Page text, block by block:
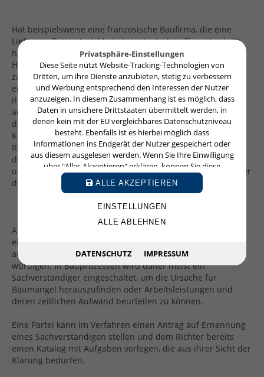
Privatsphäre-Einstellungen
Diese Seite nutzt Website-Tracking-Technologien von
Dritten, um ihre Dienste anzubieten, stetig zu verbessern
und Werbung entsprechend den Interessen der Nutzer
anzuzeigen. In diesem Zusammenhang ist es möglich, dass
Daten in unsichere Drittstaaten übermittelt werden, in
denen kein mit der EU vergleichbares Datenschutzniveau
besteht. Ebenfalls ist es hierbei möglich dass
Informationen ins Endgerät der Nutzer gespeichert oder
aus diesem ausgelesen werden. Wenn Sie Ihre Einwilligung
über "Alles Akzeptieren" erklären, können Sie diese
jederzeit mit Wirkung für die Zukunft widerrufen oder
ändern.
ALLE AKZEPTIEREN
EINSTELLUNGEN
ALLE ABLEHNEN
DATENSCHUTZ IMPRESSUM
Hat beispielsweise eine französische Baufirma, die eine
Lieferung Baumaterial bei einer deutschen Firma bestellt
hatte, die deutsche Firma wegen Mängeln vor dem
Handelsgericht in Frankreich verklagt Schadensersatz zu
zahlen und hat die deutsche Firma Antrag auf Benennung
eines Sachverständigen gestellt, um zu belegen, dass sie
ihre vertraglichen Pflichten erfüllt und die Mängel nicht
aufgrund ihres Materials entstanden sind, so muss die
deutsche Firma deswegen nicht automatisch auch die
Kosten des Sachverständigen tragen. Vielmehr kann der
Richter die Kosten der französischen Firma auferlegen, da
der Vortrag der Klägerin nicht hinreichend schlüssig war
und der Richter über keine hinreichende Sachkenntnis über
die Bautechnik und die Ursache des Mangels verfügte.
Allgemein wird der Richter einen Sachverständigen
einschalten, wenn es um eine Materie geht, in der er keine
ausreichende Kenntnis hat, um den Sachverhalt zu
würdigen. In Bauprozessen wird daher meist ein
Sachverständiger eingeschaltet, um die Ursache für
Baumängel herauszufinden oder Arbeitsleistungen und
deren zeitlichen Aufwand beurteilen zu können.
Eine Partei kann im Verfahren einen Antrag auf Ernennung
eines Sachverständigen stellen und dem Richter bereits
einen Katalog mit Aufgaben vorlegen, die aus ihrer Sicht der
Klärung bedürfen.